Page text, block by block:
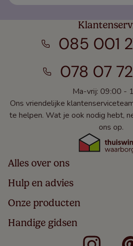
085 001
078 07
Ma-vrij: 09:00 -
Ons vriendelijke
te helpen. Wat je ook nodig hebt,
ons op.
Alles over ons
Home
Over
Bestellen
Winacties
Hulp en advies
Volg Je Bestelling
Levering
5 Jaar Garantie
Algemene Voorwaarden
Onze producten
Houten Jaloezieën
Rolgordijnen
Handige gidsen
Meten Voor Raamdecoratie